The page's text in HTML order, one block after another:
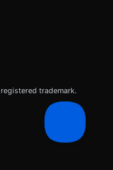
trademark.